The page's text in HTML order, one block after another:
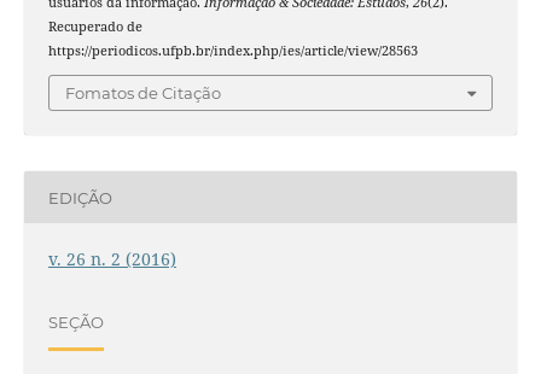
Recuperado de
https://periodicos.ufpb.br/index.php/ies/article/view/28563
Fomatos de Citação
EDIÇÃO
v. 26 n. 2 (2016)
SEÇÃO